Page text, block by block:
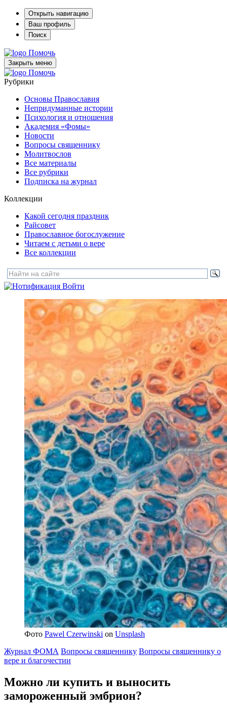
Открыть навигацию
Ваш профиль
Поиск
Помочь
Закрыть меню
Помочь
Рубрики
Основы Православия
Непридуманные истории
Психология и отношения
Академия «Фомы»
Новости
Вопросы священнику
Молитвослов
Все материалы
Все рубрики
Подписка на журнал
Коллекции
Какой сегодня праздник
Райсовет
Православное богослужение
Читаем с детьми о вере
Все коллекции
Войти
Фото Pawel Czerwinski on Unsplash
Журнал ФОМА Вопросы священнику Вопросы священнику о
вере и благочестии
Можно ли купить и выносить
замороженный эмбрион?